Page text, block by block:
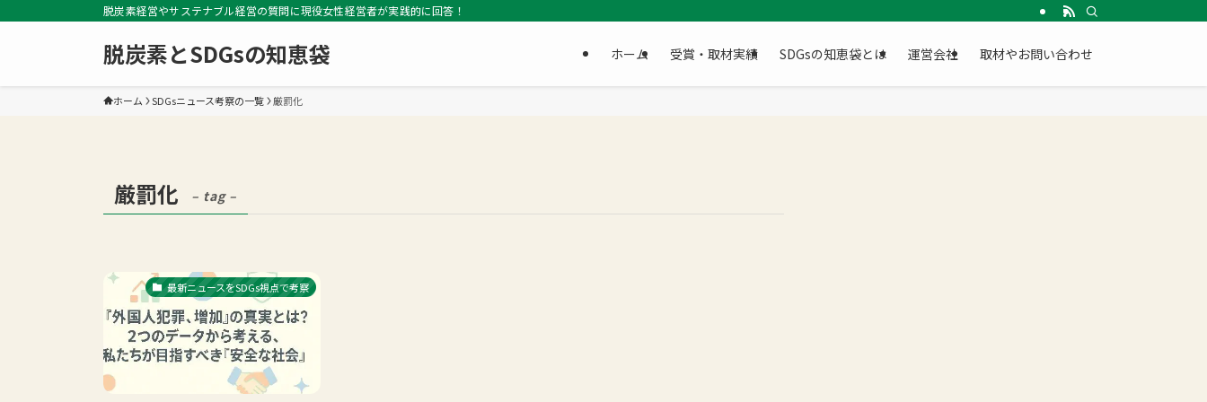
脱炭素経営やサステナブル経営の質問に現役女性経営者が実践的に回答！
脱炭素とSDGsの知恵袋 ホーム 受賞・取材実績 SDGsの知恵袋とは 運営会社 取材やお問い合わせ
ホーム SDGsニュース考察の一覧 厳罰化
厳罰化 – tag –
最新ニュースをSDGs視点で考察